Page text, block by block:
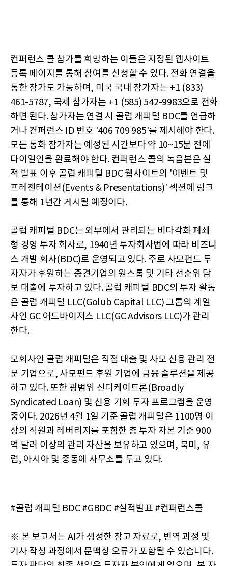
컨퍼런스 콜 참가를 희망하는 이들은 지정된 웹사이트
등록 페이지를 통해 참여를 신청할 수 있다. 전화 연결을
통한 참가도 가능하며, 미국 국내 참가자는 +1 (833)
461-5787, 국제 참가자는 +1 (585) 542-9983으로 전화
하면 된다. 참가자는 연결 시 골럽 캐피털 BDC를 언급하
거나 컨퍼런스 ID 번호 '406 709 985'를 제시해야 한다.
모든 통화 참가자는 예정된 시간보다 약 10~15분 전에
다이얼인을 완료해야 한다. 컨퍼런스 콜의 녹음본은 실
적 발표 이후 골럽 캐피털 BDC 웹사이트의 '이벤트 및
프레젠테이션(Events & Presentations)' 섹션에 링크
를 통해 1년간 게시될 예정이다.
골럽 캐피털 BDC는 외부에서 관리되는 비다각화 폐쇄
형 경영 투자 회사로, 1940년 투자회사법에 따라 비즈니
스 개발 회사(BDC)로 운영되고 있다. 주로 사모펀드 투
자자가 후원하는 중견기업의 원스톱 및 기타 선순위 담
보 대출에 투자하고 있다. 골럽 캐피털 BDC의 투자 활동
은 골럽 캐피털 LLC(Golub Capital LLC) 그룹의 계열
사인 GC 어드바이저스 LLC(GC Advisors LLC)가 관리
한다.
모회사인 골럽 캐피털은 직접 대출 및 사모 신용 관리 전
문 기업으로, 사모펀드 후원 기업에 금융 솔루션을 제공
하고 있다. 또한 광범위 신디케이트론(Broadly
Syndicated Loan) 및 신용 기회 투자 프로그램을 운영
중이다. 2026년 4월 1일 기준 골럽 캐피털은 1100명 이
상의 직원과 레버리지를 포함한 총 투자 자본 기준 900
억 달러 이상의 관리 자산을 보유하고 있으며, 북미, 유
럽, 아시아 및 중동에 사무소를 두고 있다.
#골럽 캐피털 BDC #GBDC #실적발표 #컨퍼런스콜
※ 본 보고서는 AI가 생성한 참고 자료로, 번역 과정 및
기사 작성 과정에서 문맥상 오류가 포함될 수 있습니다.